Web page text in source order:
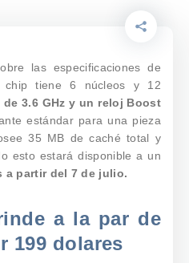
las especificaciones de
chip tiene 6 núcleos y 12
3.6 GHz y un reloj Boost
estándar para una pieza
35 MB de caché total y
esto estará disponible a un
a partir del 7 de julio.
a la par de
199 dolares